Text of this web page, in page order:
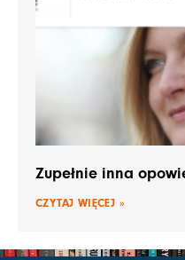
Zupełnie inna
CZYTAJ WIĘCEJ »